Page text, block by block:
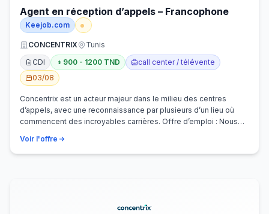
Agent en réception d’appels – Francophone
Keejob.com
CONCENTRIX
Tunis
CDI
900 - 1200 TND
call center / télévente
03/08
Concentrix est un acteur majeur dans le milieu des centres
d’appels, avec une reconnaissance par plusieurs d’un lieu où
commencent des incroyables carrières. Offre d’emploi : Nous
Voir l'offre